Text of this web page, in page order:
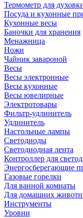
Термометр для
Посуда и кухонные
Кухонные весы
Баночки для хранения
Менажница
Ножи
Чайник завароной
Весы
Весы электронные
Весы кухонные
Весы ювелирные
Электротовары
Фильтр-удлинитель
Удлинитель
Настольные лампы
Светодиоды
Светодиодная лента
Контроллер для
Энергосберегающие
Газовые горелки
Для ванной комнаты
Для домашних
Инструменты
Уровни